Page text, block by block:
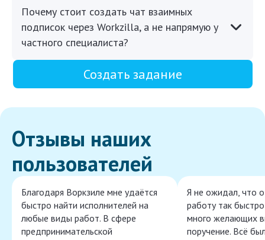
Почему стоит создать чат взаимных
подписок через Workzilla, а не напрямую у
частного специалиста?
Создать задание
Отзывы наших
пользователей
Благодаря Воркзиле мне удаётся
быстро найти исполнителей на
любые виды работ. В сфере
предпринимательской
Я не ожидал, что
работу так
много желающих
поручение. Всё